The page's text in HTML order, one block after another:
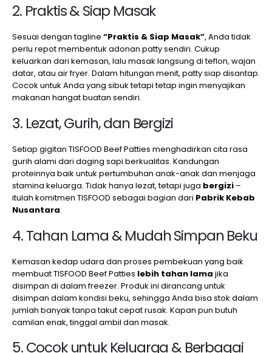
2. Praktis & Siap Masak
Sesuai dengan tagline “Praktis & Siap Masak”, Anda tidak
perlu repot membentuk adonan patty sendiri. Cukup
keluarkan dari kemasan, lalu masak langsung di teflon, wajan
datar, atau air fryer. Dalam hitungan menit, patty siap disantap.
Cocok untuk Anda yang sibuk tetapi tetap ingin menyajikan
makanan hangat buatan sendiri.
3. Lezat, Gurih, dan Bergizi
Setiap gigitan TISFOOD Beef Patties menghadirkan cita rasa
gurih alami dari daging sapi berkualitas. Kandungan
proteinnya baik untuk pertumbuhan anak-anak dan menjaga
stamina keluarga. Tidak hanya lezat, tetapi juga bergizi –
itulah komitmen TISFOOD sebagai bagian dari Pabrik Kebab
Nusantara.
4. Tahan Lama & Mudah Simpan Beku
Kemasan kedap udara dan proses pembekuan yang baik
membuat TISFOOD Beef Patties lebih tahan lama jika
disimpan di dalam freezer. Produk ini dirancang untuk
disimpan dalam kondisi beku, sehingga Anda bisa stok dalam
jumlah banyak tanpa takut cepat rusak. Kapan pun butuh
camilan enak, tinggal ambil dan masak.
5. Cocok untuk Keluarga & Berbagai